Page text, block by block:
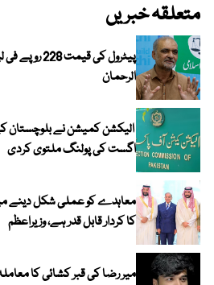
متعلقہ خبریں
پیٹرول کی
الرحمان
اگست کی پولنگ ملتوی کردی
معاہدے کو عملی شکل دینے
کا کردار قابل قدر ہے، وزیراعظم
میر رضا کی قبر کشائی کا